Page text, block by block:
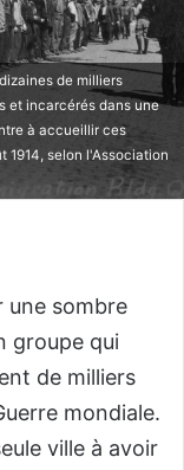
de milliers
et incarcérés dans une
à accueillir ces
1914, selon l'Association
une sombre
groupe qui
de milliers
mondiale.
ville à avoir